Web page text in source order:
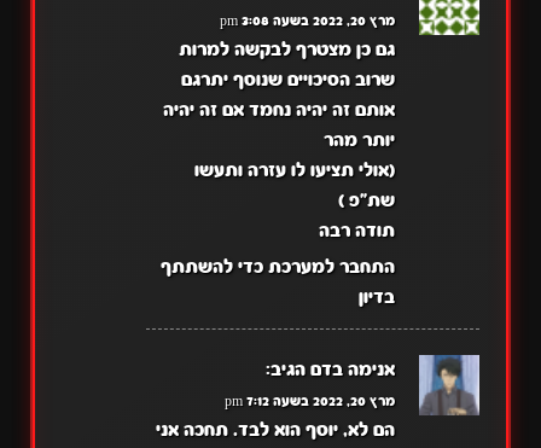
מרץ 20, 2022 בשעה 3:08 pm
גם כן מצטרף לבקשה למרות
שרוב הסיכויים שנוסף יתרגם
אותם זה יהיה נחמד אם זה יהיה
יותר מהר
(אולי תציעו לו עזרה ותעשו
שת"פ )
תודה רבה
התחבר למערכת כדי להשתתף
בדיון
אנימה בדם הגיב:
מרץ 20, 2022 בשעה 7:12 pm
הם לא, יוסף הוא לבד. תחכה אני